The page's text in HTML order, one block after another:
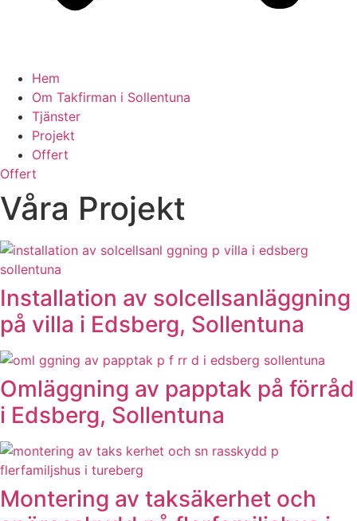
Hem
Om Takfirman i Sollentuna
Tjänster
Projekt
Offert
Offert
Våra Projekt
Installation av solcellsanläggning
på villa i Edsberg, Sollentuna
Omläggning av papptak på förråd
i Edsberg, Sollentuna
Montering av taksäkerhet och